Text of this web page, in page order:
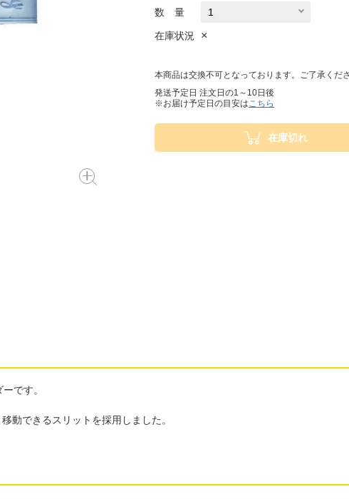
数 量
在庫状況 ×
本商品は交換不可となっております。ご了承くださ
発送予定日 注文日の1～10日後
※お届け予定日の目安はこちら
在庫切れ
です。
動できるスリットを採用しました。